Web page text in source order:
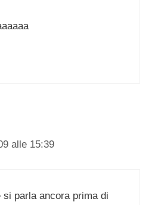
alle 15:39
parla ancora prima di